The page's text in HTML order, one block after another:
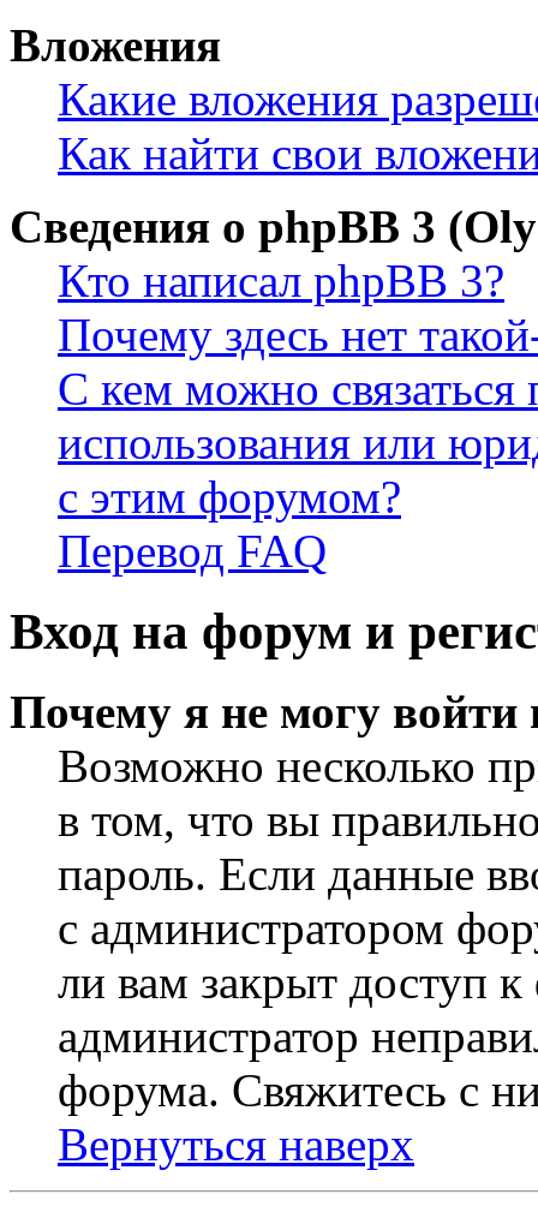
Вложения
Какие вложения
Как найти свои
Сведения о phpBB 3
Кто написал phpBB 3?
Почему здесь нет
С кем можно связаться
использования или
с этим форумом?
Перевод FAQ
Вход на форум и
Почему я не могу войти
Возможно несколько
в том, что вы
пароль. Если данные
с администратором
ли вам закрыт доступ
администратор
форума. Свяжитесь с
Вернуться наверх